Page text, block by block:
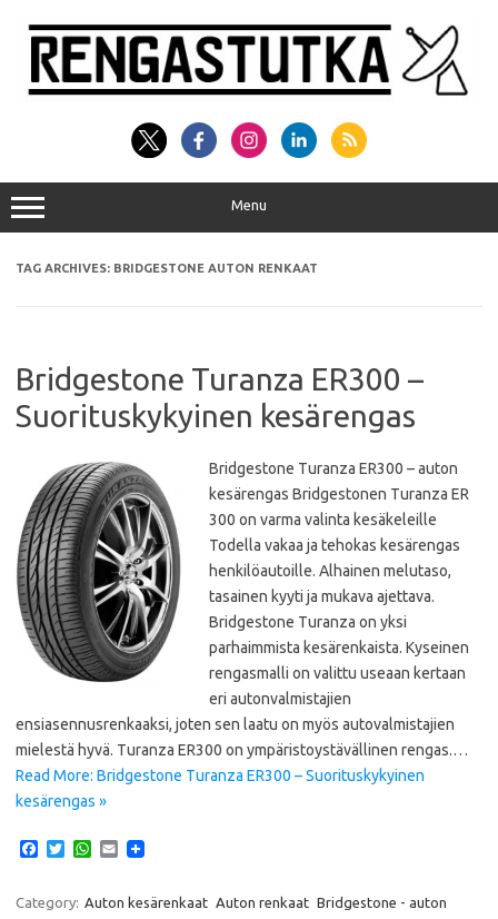
content
Menu
TAG ARCHIVES: BRIDGESTONE AUTON RENKAAT
Bridgestone Turanza ER300 –
Suorituskykyinen kesärengas
Bridgestone Turanza ER300 – auton
kesärengas Bridgestonen Turanza ER
300 on varma valinta kesäkeleille
Todella vakaa ja tehokas kesärengas
henkilöautoille. Alhainen melutaso,
tasainen kyyti ja mukava ajettava.
Bridgestone Turanza on yksi
parhaimmista kesärenkaista. Kyseinen
rengasmalli on valittu useaan kertaan
eri autonvalmistajien
ensiasennusrenkaaksi, joten sen laatu on myös autovalmistajien
mielestä hyvä. Turanza ER300 on ympäristoystävällinen rengas.…
Read More: Bridgestone Turanza ER300 – Suorituskykyinen
kesärengas »
e
T
t
W
t
E
i
Category: Auton kesärenkaat Auton renkaat Bridgestone - auton